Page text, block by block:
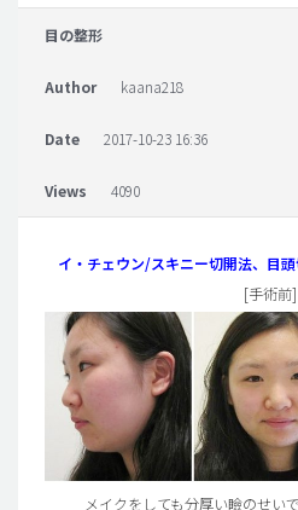
idリアルストーリー
病院紹介
安全整形
ご相談のお問い合わせ
目の整形
Author kaana218
Date 2017-10-23 16:36
Views 4090
イ・チェウン/スキニー切開法、目
[手術前]
メイクをしても分厚い瞼のせい